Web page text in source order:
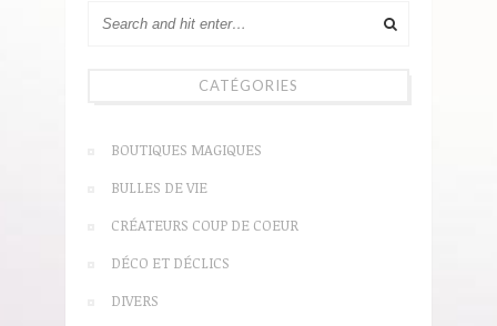
CATÉGORIES
BOUTIQUES MAGIQUES
BULLES DE VIE
CRÉATEURS COUP DE COEUR
DÉCO ET DÉCLICS
DIVERS